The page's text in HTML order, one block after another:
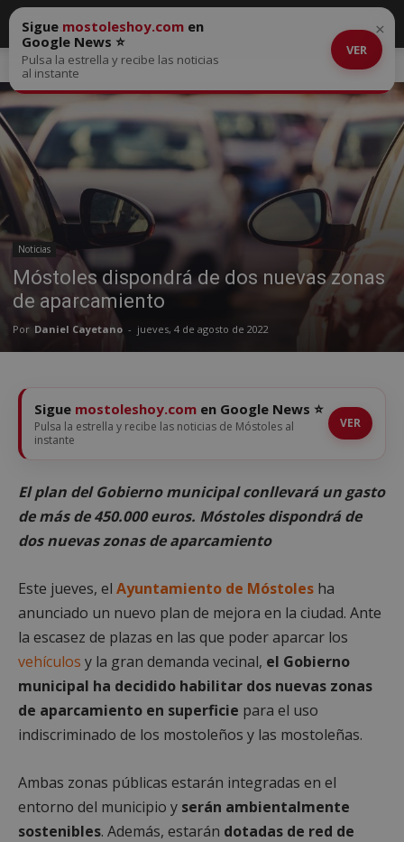
Inicio Noticias
Noticias
Móstoles dispondrá de dos nuevas zonas
de aparcamiento
Por Daniel Cayetano - jueves, 4 de agosto de 2022
Sigue mostoleshoy.com en
Google News ⭐
Pulsa la estrella y recibe las noticias
al instante
VER
×
Sigue mostoleshoy.com en Google News ⭐
Pulsa la estrella y recibe las noticias de Móstoles al
instante
VER
El plan del Gobierno municipal conllevará un gasto
de más de 450.000 euros. Móstoles dispondrá de
dos nuevas zonas de aparcamiento
Este jueves, el Ayuntamiento de Móstoles ha
anunciado un nuevo plan de mejora en la ciudad. Ante
la escasez de plazas en las que poder aparcar los
vehículos y la gran demanda vecinal, el Gobierno
municipal ha decidido habilitar dos nuevas zonas
de aparcamiento en superficie para el uso
indiscriminado de los mostoleños y las mostoleñas.
Ambas zonas públicas estarán integradas en el
entorno del municipio y serán ambientalmente
sostenibles. Además, estarán dotadas de red de